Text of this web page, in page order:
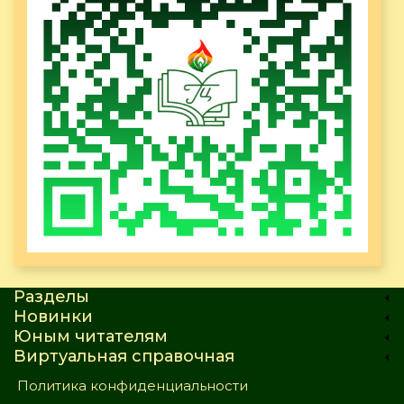
Разделы
Новинки
Юным читателям
Виртуальная справочная
Политика конфиденциальности